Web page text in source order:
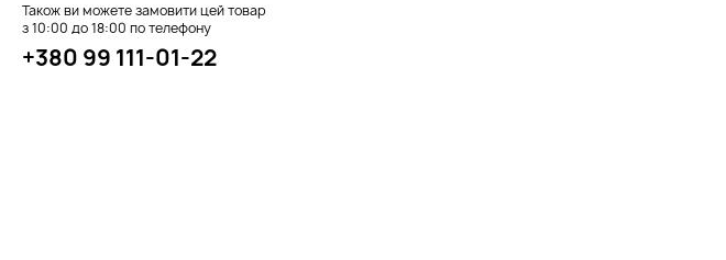
Також ви можете замовити цей товар
з 10:00 до 18:00 по телефону
+380 99 111-01-22